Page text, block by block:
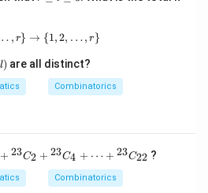
मेल खाता है।
यह गणना के सरल गुणन नियम के
है।
Solution in PDF
\g
e
3
f : \{1, 2, \dots, r\} \to \{1, 2,
, r} → {1,2, …, r}
l) are all distinct?
Combinatorics
+ 23C2 + 23C4 + ⋯ + 23C22 ?
Combinatorics